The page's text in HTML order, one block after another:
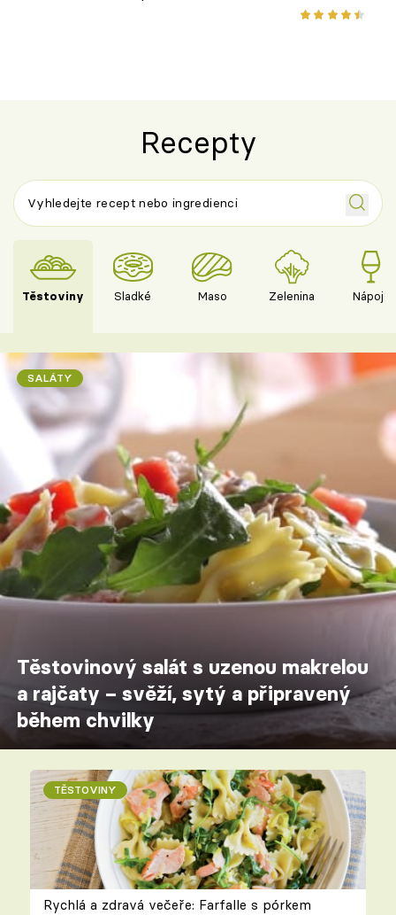
Recepty
Těstoviny Sladké Maso Zelenina Nápoje
SALÁTY
Těstovinový salát s uzenou makrelou
a rajčaty – svěží, sytý a připravený
během chvilky
TĚSTOVINY
Rychlá a zdravá večeře: Farfalle s pórkem